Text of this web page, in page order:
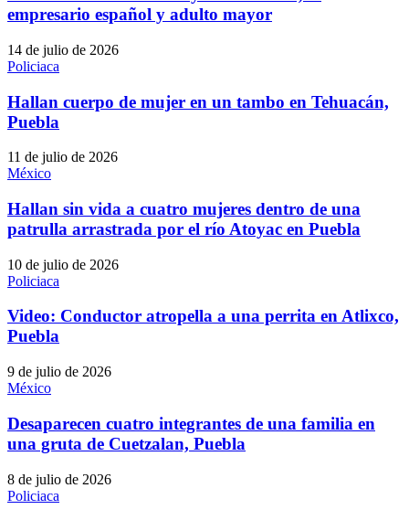
empresario español y adulto mayor
14 de julio de 2026
Policiaca
Hallan cuerpo de mujer en un tambo en Tehuacán,
Puebla
11 de julio de 2026
México
Hallan sin vida a cuatro mujeres dentro de una
patrulla arrastrada por el río Atoyac en Puebla
10 de julio de 2026
Policiaca
Video: Conductor atropella a una perrita en Atlixco,
Puebla
9 de julio de 2026
México
Desaparecen cuatro integrantes de una familia en
una gruta de Cuetzalan, Puebla
8 de julio de 2026
Policiaca